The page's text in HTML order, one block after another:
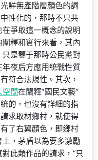
鮮無產階層顏色的詞
性化的，那時不只共
爭取這一概念的說明
釋和實行來看，其內
是鑒于那時公民黨對
夜后方應用統戰性質
符合法規性。其次，
空間在闡釋“國民文藝”
的，也沒有詳細的指
求取材鄉村，就使得
了右翼顏色，即鄉村
，茅盾以為要多激勵
此類作品的請求，“只